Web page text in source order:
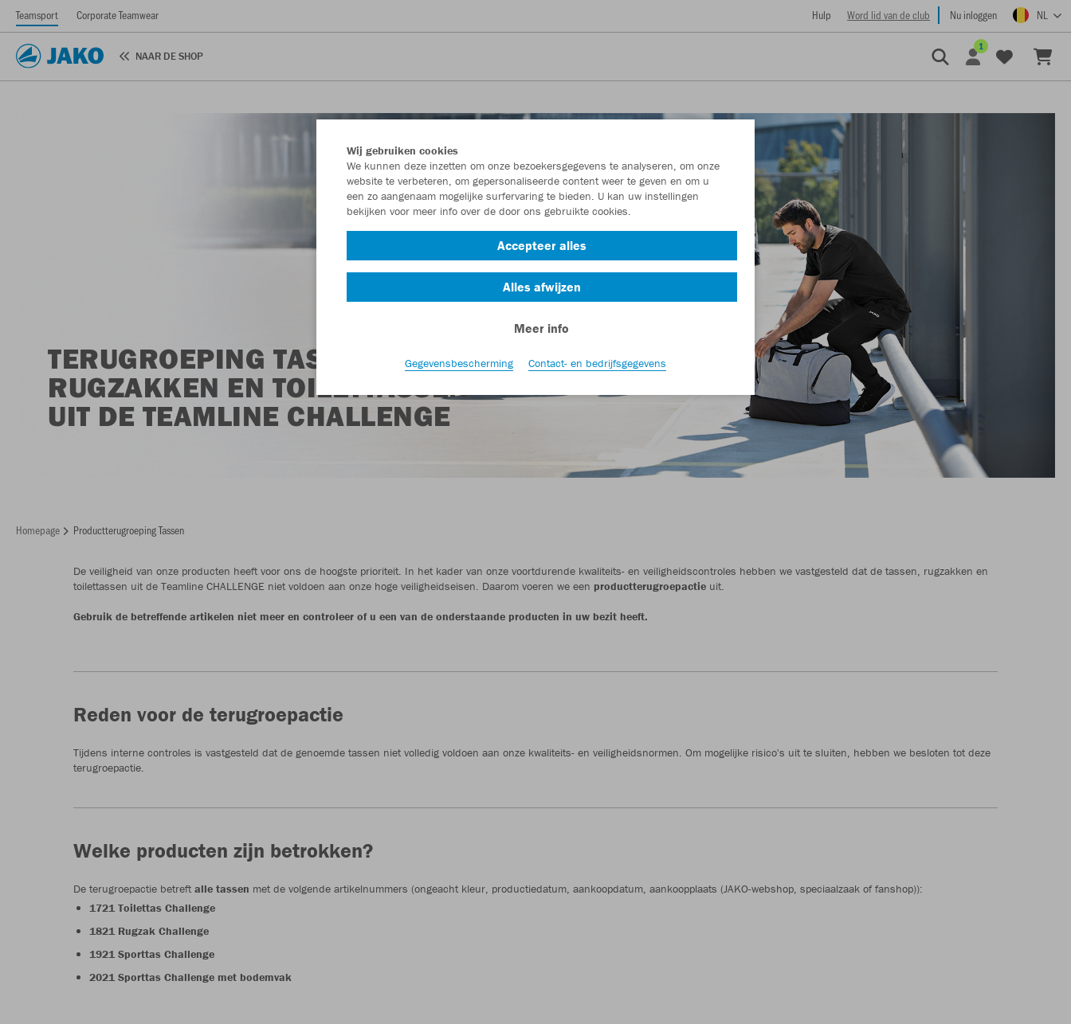
Teamsport Corporate Teamwear Hulp Word lid van de club Nu inloggen NL
NAAR DE SHOP
1
TERUGROEPING TASSEN,
RUGZAKKEN EN TOILETTASSEN
UIT DE TEAMLINE CHALLENGE
Homepage Productterugroeping Tassen
De veiligheid van onze producten heeft voor ons de hoogste prioriteit. In het kader van onze voortdurende kwaliteits- en veiligheidscontroles hebben we vastgesteld dat de tassen, rugzakken en
toilettassen uit de Teamline CHALLENGE niet voldoen aan onze hoge veiligheidseisen. Daarom voeren we een productterugroepactie uit.
Gebruik de betreffende artikelen niet meer en controleer of u een van de onderstaande producten in uw bezit heeft.
Reden voor de terugroepactie
Tijdens interne controles is vastgesteld dat de genoemde tassen niet volledig voldoen aan onze kwaliteits- en veiligheidsnormen. Om mogelijke risico's uit te sluiten, hebben we besloten tot deze
terugroepactie.
Welke producten zijn betrokken?
De terugroepactie betreft alle tassen met de volgende artikelnummers (ongeacht kleur, productiedatum, aankoopdatum, aankoopplaats (JAKO-webshop, speciaalzaak of fanshop)):
1721 Toilettas Challenge
1821 Rugzak Challenge
1921 Sporttas Challenge
2021 Sporttas Challenge met bodemvak
Wij gebruiken cookies
We kunnen deze inzetten om onze bezoekersgegevens te analyseren, om onze
website te verbeteren, om gepersonaliseerde content weer te geven en om u
een zo aangenaam mogelijke surfervaring te bieden. U kan uw instellingen
bekijken voor meer info over de door ons gebruikte cookies.
Accepteer alles
Alles afwijzen
Meer info
Gegevensbescherming Contact- en bedrijfsgegevens